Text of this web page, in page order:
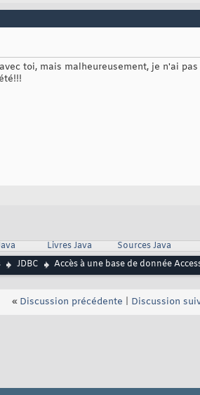
toi, mais malheureusement, je n'ai
Livres Java Sources Java
JDBC Accès à une base de donnée
« Discussion précédente Discussion